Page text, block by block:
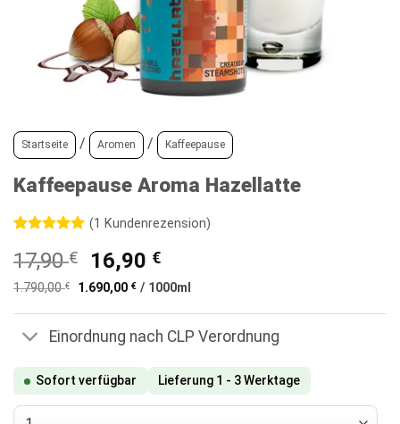
Startseite / Aromen / Kaffeepause
Kaffeepause Aroma Hazellatte
mit5von
5, basierend
auf
(1 Kundenrezension)
17,90€
Ursprünglicher
Preis
war:
17,90 €
16,90 €Aktueller
Preis
16,90 €.
1.790,00€ 1.690,00€ / 1000ml
Einordnung nach CLP Verordnung
Sofort verfügbar Lieferung 1 - 3 Werktage
Kaffeepause Aroma Hazellatte Menge